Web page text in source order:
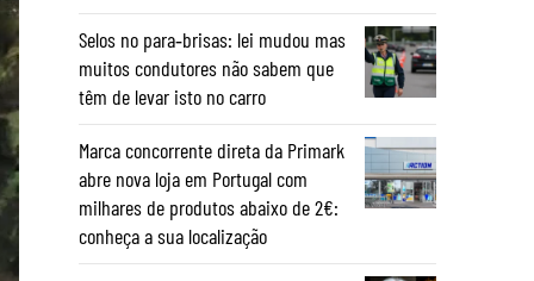
Selos no para‑brisas: lei mudou mas
muitos condutores não sabem que
têm de levar isto no carro
Marca concorrente direta da Primark
abre nova loja em Portugal com
milhares de produtos abaixo de 2€:
conheça a sua localização